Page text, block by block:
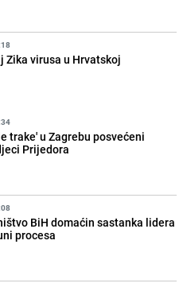
Zika virusa u Hrvatskoj
trake' u Zagrebu posvećeni
Prijedora
BiH domaćin sastanka lidera
procesa